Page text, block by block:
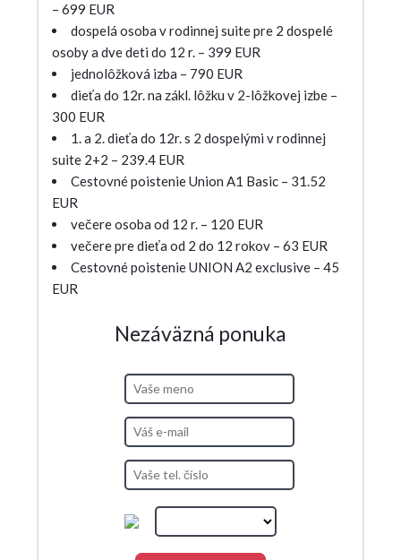
– 699 EUR
dospelá osoba v rodinnej suite pre 2 dospelé
osoby a dve deti do 12 r. – 399 EUR
jednolôžková izba – 790 EUR
dieťa do 12r. na zákl. lôžku v 2-lôžkovej izbe –
300 EUR
1. a 2. dieťa do 12r. s 2 dospelými v rodinnej
suite 2+2 – 239.4 EUR
Cestovné poistenie Union A1 Basic – 31.52
EUR
večere osoba od 12 r. – 120 EUR
večere pre dieťa od 2 do 12 rokov – 63 EUR
Cestovné poistenie UNION A2 exclusive – 45
EUR
Nezáväzná ponuka